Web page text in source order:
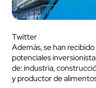
Twitter
Además, se han
potenciales
de: industria,
y productor de